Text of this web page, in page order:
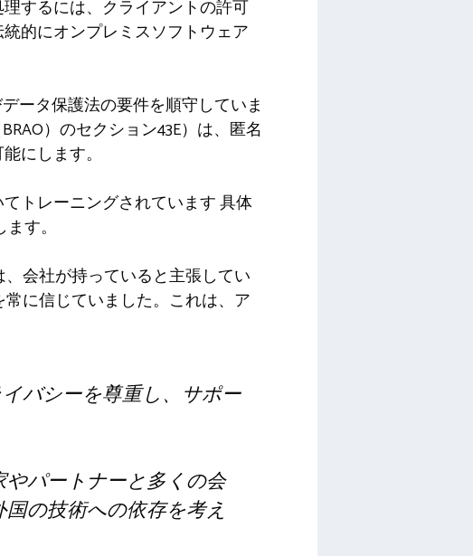
するには、クライアントの許可
的にオンプレミスソフトウェア
ータ保護法の要件を順守していま
）のセクション43E）は、匿名
にします。
トレーニングされています具体
す。
会社が持っていると主張してい
に信じていました。これは、ア
バシーを尊重し、サポー
パートナーと多くの会
の技術への依存を考え